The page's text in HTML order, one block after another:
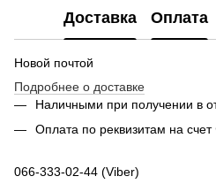
Доставка Оплата
Новой почтой
Подробнее о доставке
Наличными при получении в
Оплата по реквизитам на
066-333-02-44 (Viber)